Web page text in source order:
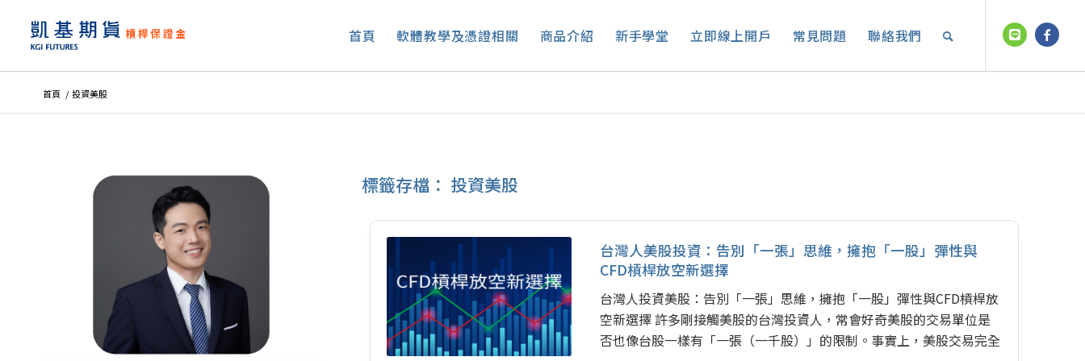
首頁 軟體教學及憑證相關 商品介紹 新手學堂 立即線上開戶 常見問題 聯絡我們
首頁 / 投資美股
標籤存檔： 投資美股
台灣人美股投資：告別「一張」思維，擁抱「一股」彈性與
CFD槓桿放空新選擇
台灣人投資美股：告別「一張」思維，擁抱「一股」彈性與CFD槓桿放
空新選擇 許多剛接觸美股的台灣投資人，常會好奇美股的交易單位是
否也像台股一樣有「一張（一千股）」的限制。事實上，美股交易完全